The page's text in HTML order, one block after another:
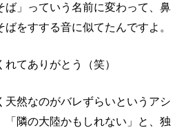
ば」っていう名前に変わって、鼻
をすする音に似てたんですよ。
てありがとう（笑）
天然なのがバレずらいというアシ
「隣の大陸かもしれない」と、独